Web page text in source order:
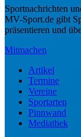
Sportnachrichten
MV-Sport.de gibt
präsentieren und
Mitmachen
Artikel
Termine
Vereine
Sportarten
Pinnwand
Mediathek